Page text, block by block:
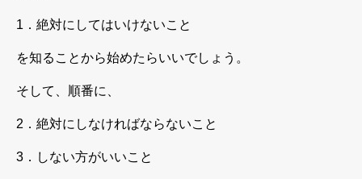
1 ．絶対にしてはいけないこと
を知ることから始めたらいいでしょう。
そして、順番に、
2 ．絶対にしなければならないこと
3 ．しない方がいいこと